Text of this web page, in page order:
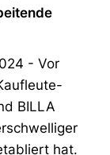
- Vor
BILLA
hat.